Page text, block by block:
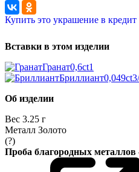
Купить это украшение в кредит
Вставки в этом изделии
Гранат0,6ct1
Бриллиант0,049ct
Об изделии
Вес 3.25 г
Металл Золото
(?)
Проба благородных металлов